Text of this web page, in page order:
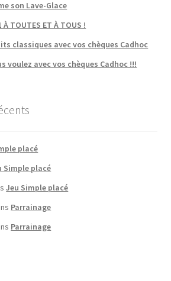
son Lave-Glace
À TOUTES ET À TOUS !
classiques avec vos chèques Cadhoc
voulez avec vos chèques Cadhoc !!!
placé
Simple placé
Jeu Simple placé
Parrainage
Parrainage